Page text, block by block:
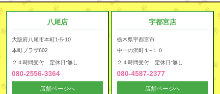
八尾店
大阪府八尾市本町1-5-10
本町プラザ602
２４時間受付 定休日:無し
080-2556-3364
店舗ページへ
宇都宮店
栃木県宇都宮市
中一の沢町１−１０
２４時間受付 定休日:無し
080-4587-2377
店舗ページへ